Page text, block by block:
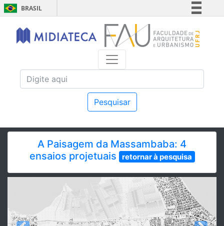
BRASIL
Simplifique!
Comunica BR
Acesso à informação
Pesquisar
A Paisagem da Massambaba: 4
ensaios projetuais
retornar à pesquisa